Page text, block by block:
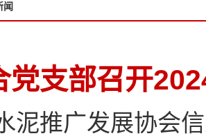
闻
党支部召开
泥推广发展协会